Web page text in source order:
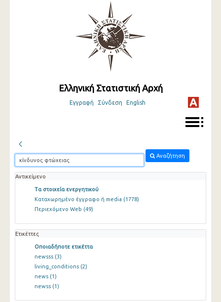
Ελληνική Στατιστική Αρχή
Εγγραφή Σύνδεση English
Αναζήτηση
Αντικείμενο
Τα στοιχεία ενεργητικού
Καταχωρημένο έγγραφο ή media (1778)
Περιεχόμενο Web (49)
Ετικέττες
Οποιαδήποτε ετικέττα
newsss (3)
living_conditions (2)
news (1)
newss (1)